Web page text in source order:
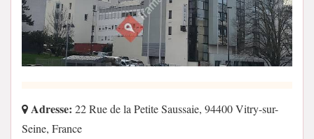
Adresse: 22 Rue de la Petite Saussaie, 94400 Vitry-sur-
Seine, France